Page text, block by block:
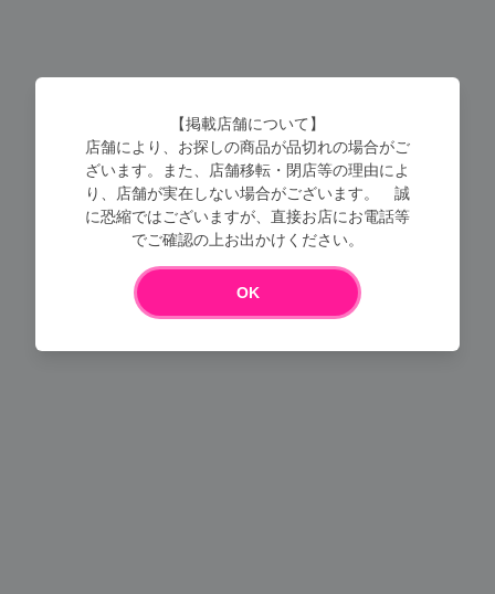
Loading...
【掲載店舗について】
店舗により、お探しの商品が品切れの場合がご
ざいます。また、店舗移転・閉店等の理由によ
り、店舗が実在しない場合がございます。 誠
に恐縮ではございますが、直接お店にお電話等
でご確認の上お出かけください。
OK